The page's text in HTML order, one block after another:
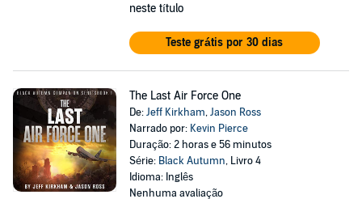
neste título
Teste grátis por 30 dias
The Last Air Force One
De:Jeff Kirkham,Jason Ross
Narrado por: Kevin Pierce
Duração: 2 horas e 56 minutos
Série: Black Autumn, Livro 4
Idioma: Inglês
Nenhuma avaliação